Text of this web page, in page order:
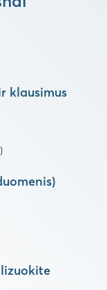
klausimus